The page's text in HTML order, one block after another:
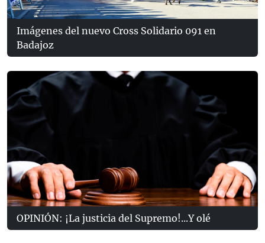
Imágenes del nuevo Cross Solidario 091 en
Badajoz
OPINIÓN: ¡La justicia del Supremo!...Y olé